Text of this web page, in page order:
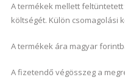
A termékek mellett
költségét. Külön csomagolási
A termékek ára magyar
A fizetendő végösszeg a